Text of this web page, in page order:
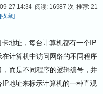
27 14:34 阅读: 16987 次 推荐: 21
[收藏]
地址，每台计算机都有一个IP
计算机中访问网络的不同程序
而是不同程序的逻辑编号，并
地址来标示计算机的一种直观